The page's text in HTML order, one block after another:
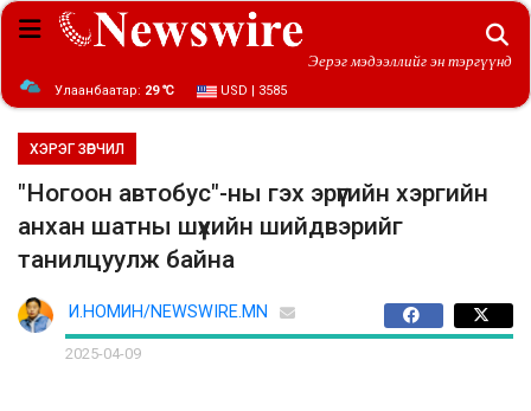
Эерэг мэдээллийг эн тэргүүнд
Улаанбаатар: 29 ℃ USD | 3585
ХЭРЭГ ЗӨРЧИЛ
"Ногоон автобус"-ны гэх эрүүгийн хэргийн
анхан шатны шүүхийн шийдвэрийг
танилцуулж байна
И.НОМИН/NEWSWIRE.MN
2025-04-09